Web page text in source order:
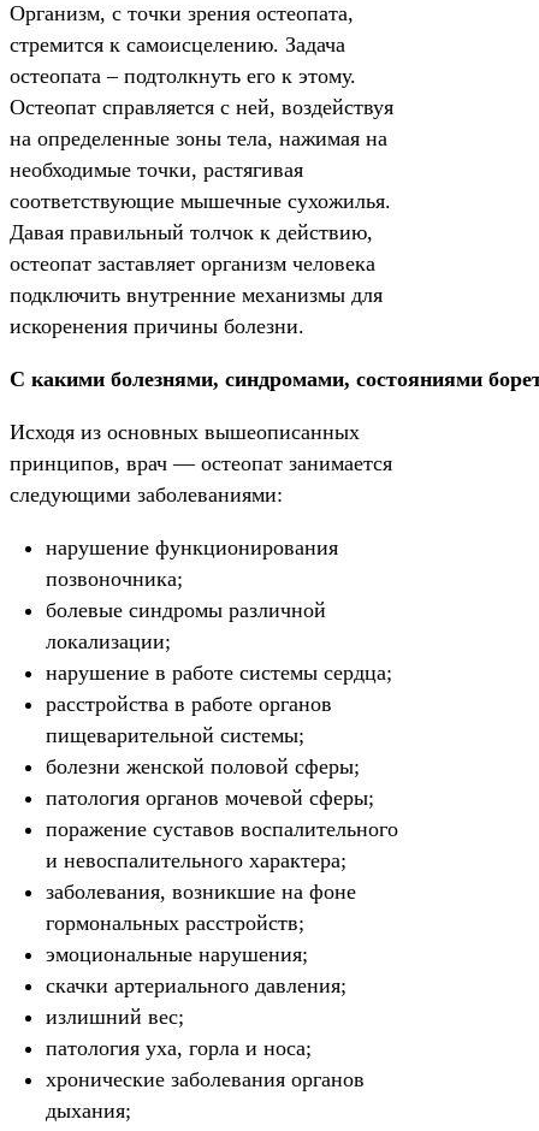
Организм, с точки зрения остеопата,
стремится к самоисцелению. Задача
остеопата – подтолкнуть его к этому.
Остеопат справляется с ней, воздействуя
на определенные зоны тела, нажимая на
необходимые точки, растягивая
соответствующие мышечные сухожилья.
Давая правильный толчок к действию,
остеопат заставляет организм человека
подключить внутренние механизмы для
искоренения причины болезни.
С какими болезнями, синдромами, состояниями
Исходя из основных вышеописанных
принципов, врач — остеопат занимается
следующими заболеваниями:
нарушение функционирования
позвоночника;
болевые синдромы различной
локализации;
нарушение в работе системы сердца;
расстройства в работе органов
пищеварительной системы;
болезни женской половой сферы;
патология органов мочевой сферы;
поражение суставов воспалительного
и невоспалительного характера;
заболевания, возникшие на фоне
гормональных расстройств;
эмоциональные нарушения;
скачки артериального давления;
излишний вес;
патология уха, горла и носа;
хронические заболевания органов
дыхания;